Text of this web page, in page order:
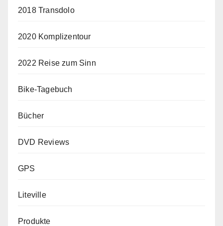
2018 Transdolo
2020 Komplizentour
2022 Reise zum Sinn
Bike-Tagebuch
Bücher
DVD Reviews
GPS
Liteville
Produkte